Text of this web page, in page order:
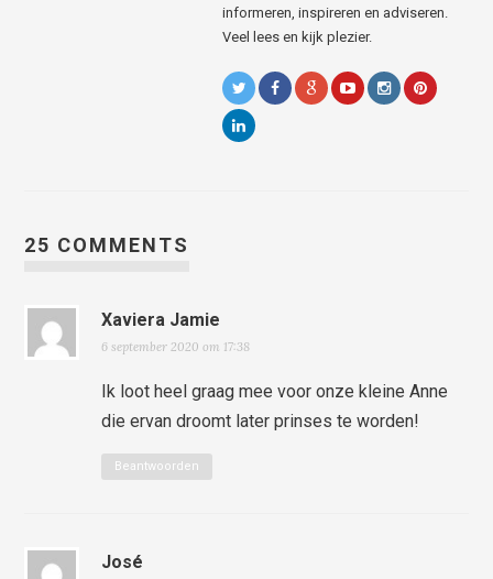
informeren, inspireren en adviseren.
Veel lees en kijk plezier.
25 COMMENTS
Xaviera Jamie
6 september 2020 om 17:38
Ik loot heel graag mee voor onze kleine Anne
die ervan droomt later prinses te worden!
Beantwoorden
José